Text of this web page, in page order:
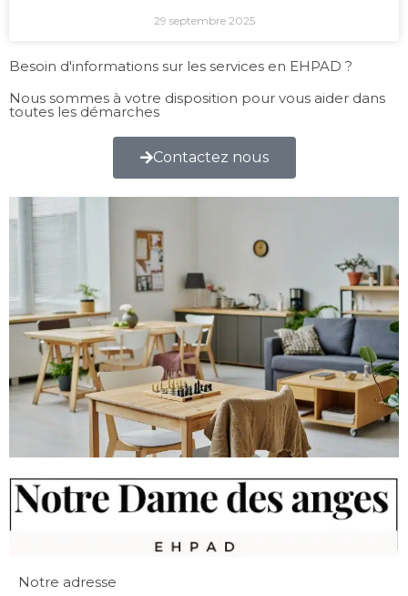
29 septembre 2025
Besoin d'informations sur les services en EHPAD ?
Nous sommes à votre disposition pour vous aider dans
toutes les démarches
Contactez nous
Notre adresse